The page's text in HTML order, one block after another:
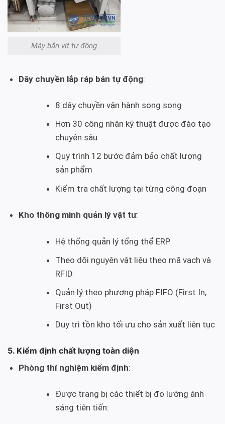
Máy bắn vít tự động
Dây chuyền lắp ráp bán tự động:
8 dây chuyền vận hành song song
Hơn 30 công nhân kỹ thuật được đào tạo
chuyên sâu
Quy trình 12 bước đảm bảo chất lượng
sản phẩm
Kiểm tra chất lượng tại từng công đoạn
Kho thông minh quản lý vật tư:
Hệ thống quản lý tổng thể ERP
Theo dõi nguyên vật liệu theo mã vạch và
RFID
Quản lý theo phương pháp FIFO (First In,
First Out)
Duy trì tồn kho tối ưu cho sản xuất liên tục
5. Kiểm định chất lượng toàn diện
Phòng thí nghiệm kiểm định:
Được trang bị các thiết bị đo lường ánh
sáng tiên tiến: